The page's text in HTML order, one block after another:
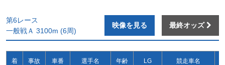
第6レース
一般戦Ａ 3100m (6周)
映像を見る 最終オッズ
着 事故 車番 選手名 年齢 LG 競走車名